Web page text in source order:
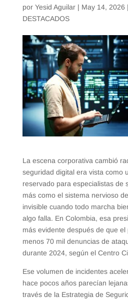
por Yesid Aguilar| May 14, 2026 |
DESTACADOS
La escena corporativa cambió
seguridad digital era vista como
reservado para especialistas de
más como el sistema nervioso
invisible cuando todo marcha
algo falla. En Colombia, esa
más evidente después de que
menos 70 mil denuncias de
durante 2024, según el Centro
Ese volumen de incidentes
hace pocos años parecían
través de la Estrategia de